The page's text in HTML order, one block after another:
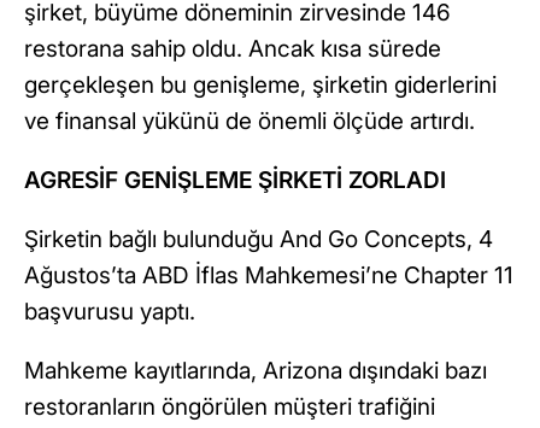
şirket, büyüme döneminin zirvesinde 146
restorana sahip oldu. Ancak kısa sürede
gerçekleşen bu genişleme, şirketin giderlerini
ve finansal yükünü de önemli ölçüde artırdı.
AGRESİF GENİŞLEME ŞİRKETİ ZORLADI
Şirketin bağlı bulunduğu And Go Concepts, 4
Ağustos’ta ABD İflas Mahkemesi’ne Chapter 11
başvurusu yaptı.
Mahkeme kayıtlarında, Arizona dışındaki bazı
restoranların öngörülen müşteri trafiğini